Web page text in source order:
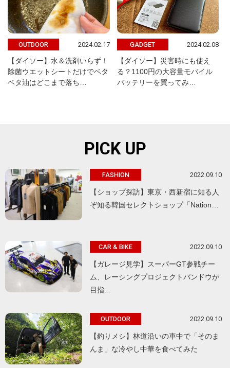
OUTDOOR 2024.02.17
【ダイソー】水＆洗剤いらず！
除菌ウエットシートだけでベタ
ベタ油はどこまで落ち…
GADGET 2024.02.08
【ダイソー】災害時にも使え
る？1100円の大容量モバイル
バッテリーを買ってみ…
PICK UP
FASHION 2022.09.10
【ショップ探訪】東京・西新宿に知る人
ぞ知る韓国セレクトショップ「Nation…
CAR & BIKE 2022.09.10
【ガレージ見学】スーパーGT参戦チー
ム、レーシングプロジェクトバンドウが
目指…
OUTDOOR 2022.09.10
【釣りメシ】林道沿いの車中で「そのま
んま」な冷やし中華を食べてみた